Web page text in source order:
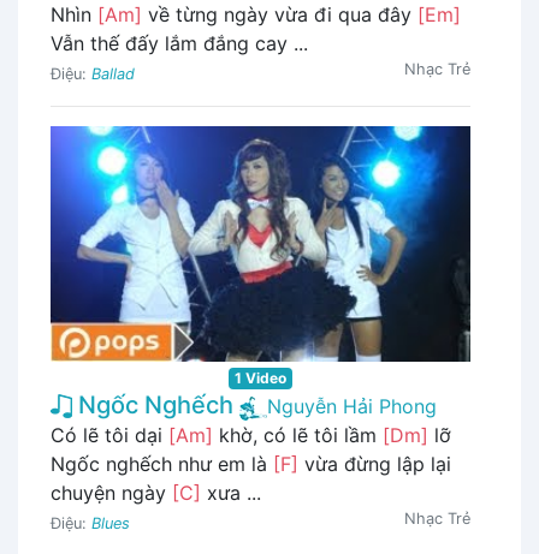
Nhìn [Am] về từng ngày vừa đi qua đây [Em]
Vẫn thế đấy lắm đắng cay ...
Điệu: Ballad Nhạc Trẻ
1 Video
Ngốc Nghếch
Nguyễn Hải Phong
Có lẽ tôi dại [Am] khờ, có lẽ tôi lầm [Dm] lỡ
Ngốc nghếch như em là [F] vừa đừng lập lại
chuyện ngày [C] xưa ...
Điệu: Blues Nhạc Trẻ